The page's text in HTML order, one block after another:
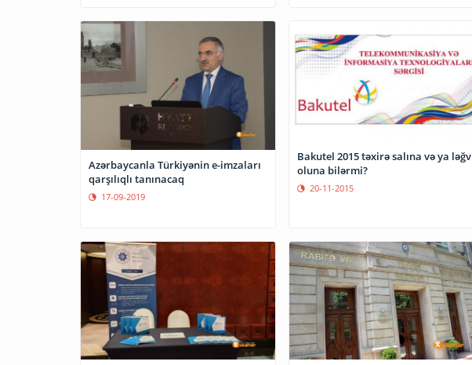
Azərbaycanla Türkiyənin e-imzaları
qarşılıqlı tanınacaq
17-09-2019
Bakutel 2015 təxirə salına və ya ləğv
oluna bilərmi?
20-11-2015